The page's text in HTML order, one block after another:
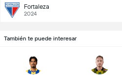
Fortaleza
2024
También te puede interesar